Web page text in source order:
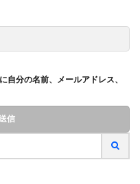
自分の名前、メールアドレス、